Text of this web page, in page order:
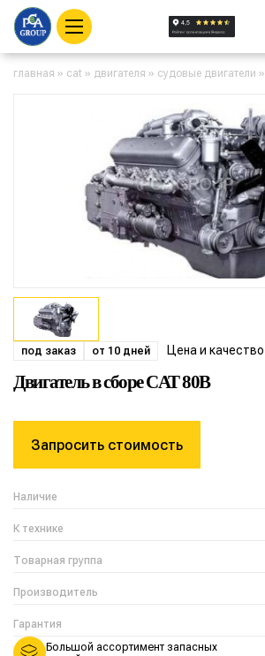
главная » cat » двигателя » судовые двигатели »
под заказ от 10 дней Цена и качество
Двигатель в сборе CAT 80B
Наличие
К технике
Товарная группа
Производитель
Гарантия
Запросить стоимость
Большой ассортимент запасных